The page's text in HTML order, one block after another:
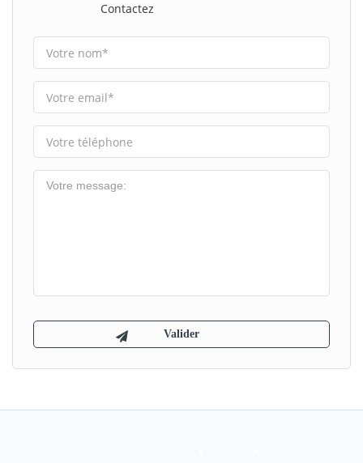
Contactez